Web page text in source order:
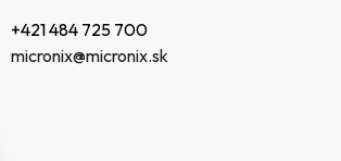
+421 484 725 700
micronix@micronix.sk